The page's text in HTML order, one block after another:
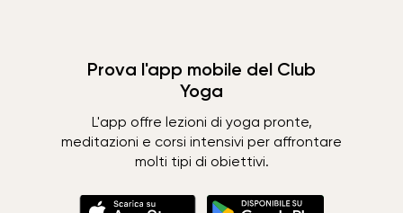
Prova l'app mobile del Club
Yoga
L'app offre lezioni di yoga pronte,
meditazioni e corsi intensivi per affrontare
molti tipi di obiettivi.